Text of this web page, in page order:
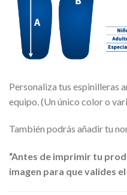
Personaliza tus espinilleras
equipo. (Un único color o
También podrás añadir tu
“Antes de imprimir tu
imagen para que valides